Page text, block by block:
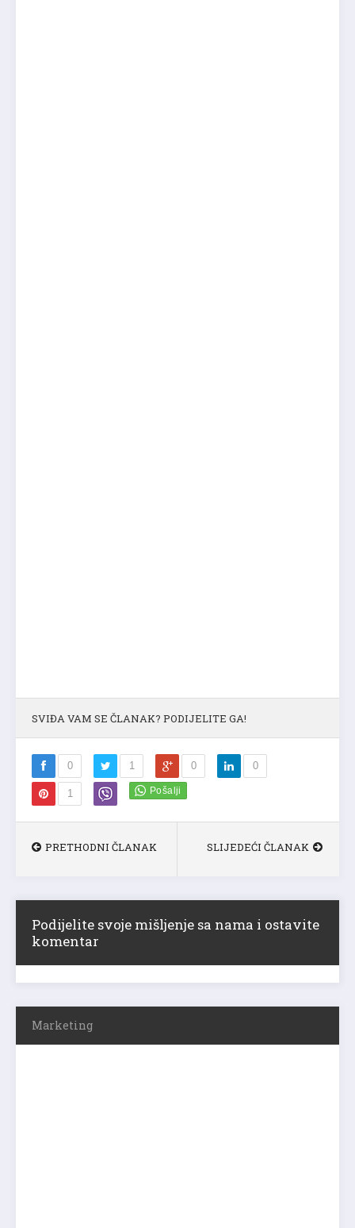
SVIĐA VAM SE ČLANAK? PODIJELITE GA!
0 1 0 0
1
PRETHODNI ČLANAK SLIJEDEĆI ČLANAK
Podijelite svoje mišljenje sa nama i ostavite
komentar
Marketing